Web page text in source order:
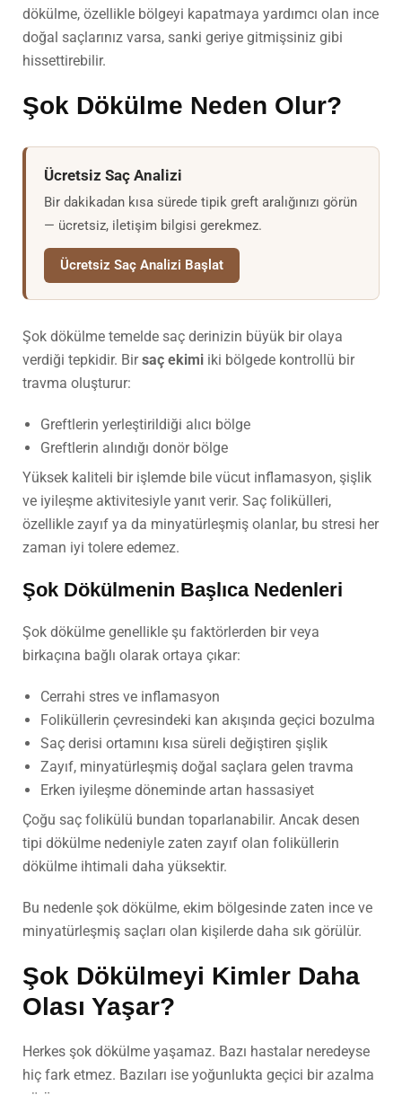
dökülme, özellikle bölgeyi kapatmaya yardımcı olan ince
doğal saçlarınız varsa, sanki geriye gitmişsiniz gibi
hissettirebilir.
Şok Dökülme Neden Olur?
Ücretsiz Saç Analizi
Bir dakikadan kısa sürede tipik greft aralığınızı görün
— ücretsiz, iletişim bilgisi gerekmez.
Ücretsiz Saç Analizi Başlat
Şok dökülme temelde saç derinizin büyük bir olaya
verdiği tepkidir. Birsaç ekimi iki bölgede kontrollü bir
travma oluşturur:
Greftlerin yerleştirildiği alıcı bölge
Greftlerin alındığı donör bölge
Yüksek kaliteli bir işlemde bile vücut inflamasyon, şişlik
ve iyileşme aktivitesiyle yanıt verir. Saç folikülleri,
özellikle zayıf ya da minyatürleşmiş olanlar, bu stresi her
zaman iyi tolere edemez.
Şok Dökülmenin Başlıca Nedenleri
Şok dökülme genellikle şu faktörlerden bir veya
birkaçına bağlı olarak ortaya çıkar:
Cerrahi stres ve inflamasyon
Foliküllerin çevresindeki kan akışında geçici bozulma
Saç derisi ortamını kısa süreli değiştiren şişlik
Zayıf, minyatürleşmiş doğal saçlara gelen travma
Erken iyileşme döneminde artan hassasiyet
Çoğu saç folikülü bundan toparlanabilir. Ancak desen
tipi dökülme nedeniyle zaten zayıf olan foliküllerin
dökülme ihtimali daha yüksektir.
Bu nedenle şok dökülme, ekim bölgesinde zaten ince ve
minyatürleşmiş saçları olan kişilerde daha sık görülür.
Şok Dökülmeyi Kimler Daha
Olası Yaşar?
Herkes şok dökülme yaşamaz. Bazı hastalar neredeyse
hiç fark etmez. Bazıları ise yoğunlukta geçici bir azalma